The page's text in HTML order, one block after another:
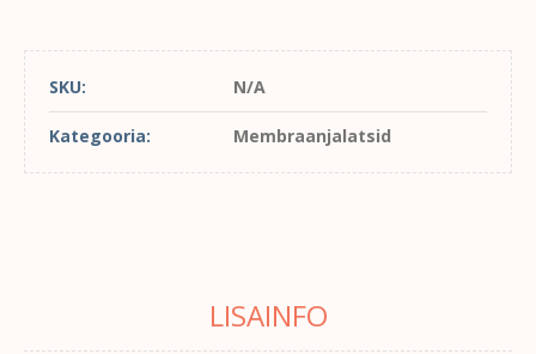
SKU: N/A
Kategooria: Membraanjalatsid
LISAINFO